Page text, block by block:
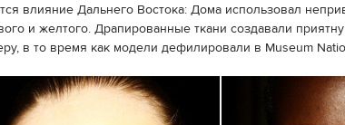
влияние Дальнего Востока: Дома использовал
и желтого. Драпированные ткани создавали
в то время как модели дефилировали в Museum